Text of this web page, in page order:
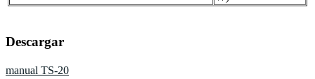
Descargar
manual TS-20